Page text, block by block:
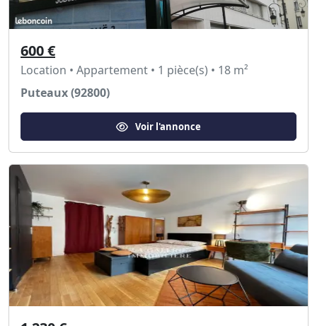
600 €
Location • Appartement • 1 pièce(s) • 18 m²
Puteaux (92800)
Voir l'annonce